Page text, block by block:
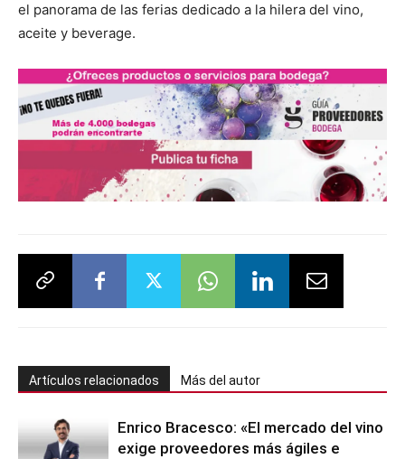
el panorama de las ferias dedicado a la hilera del vino,
aceite y beverage.
Artículos relacionados Más del autor
Enrico Bracesco: «El mercado del vino
exige proveedores más ágiles e